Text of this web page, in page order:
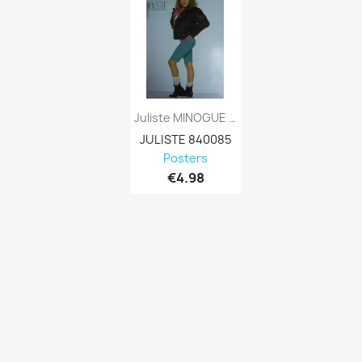
Juliste MINOGUE KYLIE: JULISTE - Unused...
JULISTE 840085
Posters
€4.98